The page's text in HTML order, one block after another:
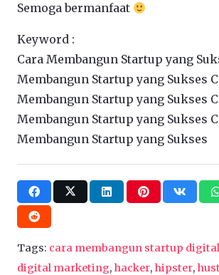
Semoga bermanfaat
Keyword :
Cara Membangun Startup yang
Membangun Startup yang Sukses
Membangun Startup yang Sukses
Membangun Startup yang Sukses
Membangun Startup yang Sukses
Tags: cara membangun startup digital
digital marketing, hacker, hipster,